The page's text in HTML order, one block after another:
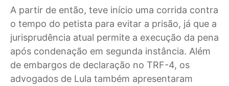
A partir de então, teve início uma corrida contra
o tempo do petista para evitar a prisão, já que a
jurisprudência atual permite a execução da pena
após condenação em segunda instância. Além
de embargos de declaração no TRF-4, os
advogados de Lula também apresentaram